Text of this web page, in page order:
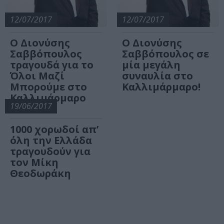
12/07/2017
Ο Διονύσης
Σαββόπουλος
τραγουδά για το
Όλοι Μαζί
Μπορούμε στο
Καλλιμάρμαρο
12/07/2017
Ο Διονύσης
Σαββόπουλος σε
μία μεγάλη
συναυλία στο
Καλλιμάρμαρο!
19/06/2017
1000 χορωδοί απ’
όλη την Ελλάδα
τραγουδούν για
τον Μίκη
Θεοδωράκη